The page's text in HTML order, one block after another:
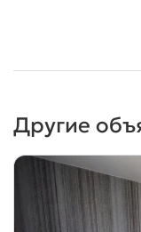
Другие